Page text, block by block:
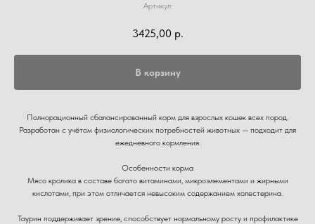
Артикул:
3425,00 р.
В корзину
Полнорационный сбалансированный корм для взрослых кошек всех пород.
Разработан с учётом физиологических потребностей животных — подходит для
ежедневного кормления.
Особенности корма
Мясо кролика в составе богато витаминами, микроэлементами и жирными
кислотами, при этом отличается невысоким содержанием холестерина.
Таурин поддерживает зрение, способствует нормальному росту и профилактике